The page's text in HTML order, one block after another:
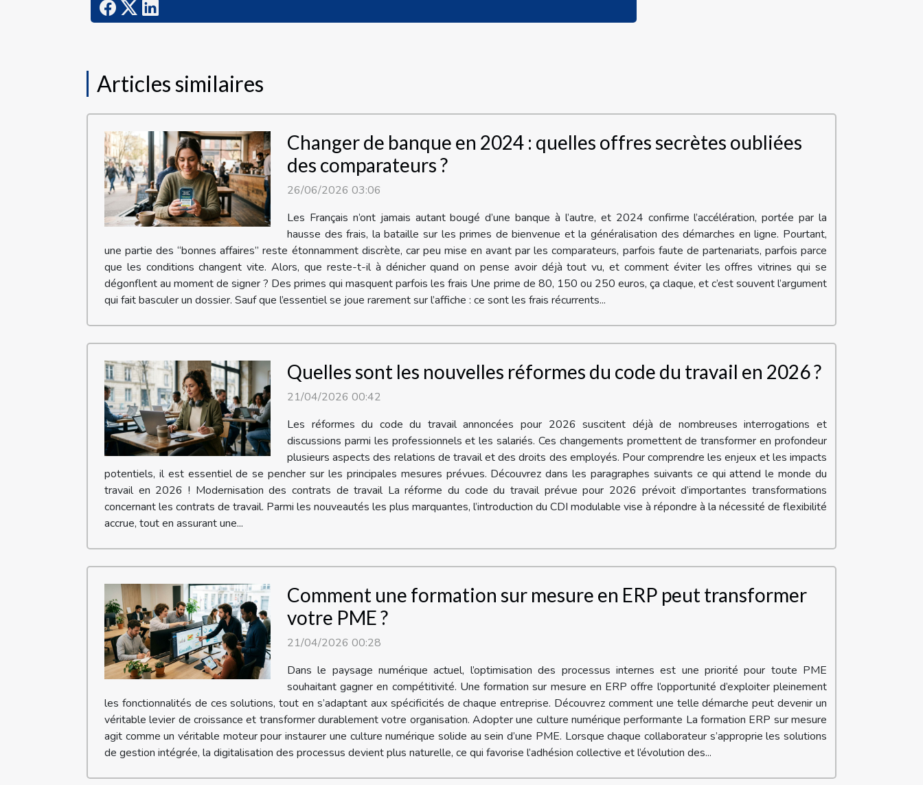
Articles similaires
Changer de banque en 2024 : quelles offres secrètes oubliées
des comparateurs ?
26/06/2026 03:06
Les Français n’ont jamais autant bougé d’une banque à l’autre, et 2024 confirme l’accélération, portée par la
hausse des frais, la bataille sur les primes de bienvenue et la généralisation des démarches en ligne. Pourtant,
une partie des “bonnes affaires” reste étonnamment discrète, car peu mise en avant par les comparateurs, parfois faute de partenariats, parfois parce
que les conditions changent vite. Alors, que reste-t-il à dénicher quand on pense avoir déjà tout vu, et comment éviter les offres vitrines qui se
dégonflent au moment de signer ? Des primes qui masquent parfois les frais Une prime de 80, 150 ou 250 euros, ça claque, et c’est souvent l’argument
qui fait basculer un dossier. Sauf que l’essentiel se joue rarement sur l’affiche : ce sont les frais récurrents...
Quelles sont les nouvelles réformes du code du travail en 2026 ?
21/04/2026 00:42
Les réformes du code du travail annoncées pour 2026 suscitent déjà de nombreuses interrogations et
discussions parmi les professionnels et les salariés. Ces changements promettent de transformer en profondeur
plusieurs aspects des relations de travail et des droits des employés. Pour comprendre les enjeux et les impacts
potentiels, il est essentiel de se pencher sur les principales mesures prévues. Découvrez dans les paragraphes suivants ce qui attend le monde du
travail en 2026 ! Modernisation des contrats de travail La réforme du code du travail prévue pour 2026 prévoit d’importantes transformations
concernant les contrats de travail. Parmi les nouveautés les plus marquantes, l’introduction du CDI modulable vise à répondre à la nécessité de flexibilité
accrue, tout en assurant une...
Comment une formation sur mesure en ERP peut transformer
votre PME ?
21/04/2026 00:28
Dans le paysage numérique actuel, l’optimisation des processus internes est une priorité pour toute PME
souhaitant gagner en compétitivité. Une formation sur mesure en ERP offre l’opportunité d’exploiter pleinement
les fonctionnalités de ces solutions, tout en s’adaptant aux spécificités de chaque entreprise. Découvrez comment une telle démarche peut devenir un
véritable levier de croissance et transformer durablement votre organisation. Adopter une culture numérique performante La formation ERP sur mesure
agit comme un véritable moteur pour instaurer une culture numérique solide au sein d’une PME. Lorsque chaque collaborateur s’approprie les solutions
de gestion intégrée, la digitalisation des processus devient plus naturelle, ce qui favorise l’adhésion collective et l’évolution des...